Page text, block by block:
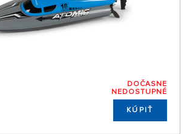
DOČASNE
NEDOSTUPNÉ
KÚPIŤ